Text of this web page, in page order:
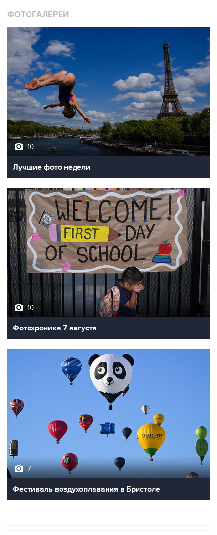
ФОТОГАЛЕРЕИ
10
Лучшие фото недели
10
Фотохроника 7 августа
7
Фестиваль воздухоплавания в Бристоле